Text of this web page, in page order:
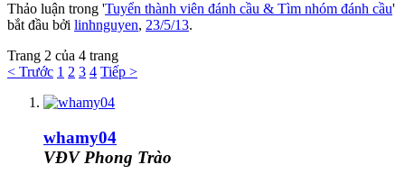
Thảo luận trong 'Tuyển thành viên đánh cầu & Tìm nhóm đánh cầu'
bắt đầu bởi linhnguyen, 23/5/13.
Trang 2 của 4 trang
< Trước 1 2 3 4 Tiếp >
whamy04
VĐV Phong Trào